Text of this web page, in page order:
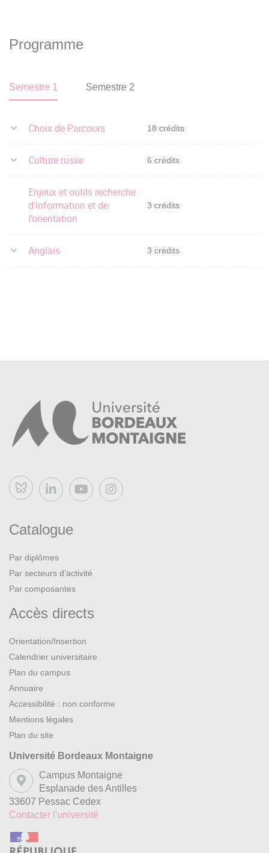
Programme
Semestre 1 Semestre 2
Choix de Parcours 18 crédits
Culture russe 6 crédits
Enjeux et outils recherche
d’information et de
l’orientation
3 crédits
Anglais 3 crédits
Bluesky
Catalogue
Par diplômes
Par secteurs d’activité
Par composantes
Accès directs
Orientation/Insertion
Calendrier universitaire
Plan du campus
Annuaire
Accessibilité : non conforme
Mentions légales
Plan du site
Université Bordeaux Montaigne
Campus Montaigne
Esplanade des Antilles
33607 Pessac Cedex
Contacter l'université